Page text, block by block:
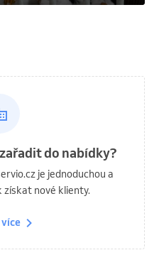
do nabídky?
je jednoduchou a
nové klienty.